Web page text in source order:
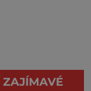
ZAJÍMAVÉ